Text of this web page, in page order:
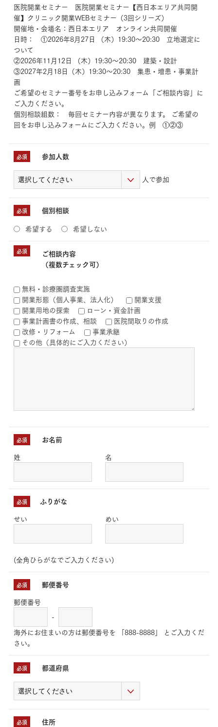
医院開業セミナー 医院開業セミナー【西日本エリア共同開
催】クリニック開業WEBセミナー（3回シリーズ）
開催地・会場名：西日本エリア オンライン共同開催
日時： ①2026年8月27日 （木）19:30～20:30 立地選定に
ついて
②2026年11月12日 （木）19:30～20:30 建築・設計
③2027年2月18日（木）19:30～20:30 集患・増患・事業計
画
ご希望のセミナー番号をお申し込みフォーム「ご相談内容」に
ご入力ください。
個別相談組数： 毎回セミナー内容が異なります。 ご希望の
回をお申し込みフォームにご入力ください。例 ①②③
必須 参加人数
人で参加
必須 個別相談
希望する 希望しない
必須
ご相談内容
（複数チェック可）
無料・診療圏調査実施
開業形態（個人事業、法人化）
開業支援
開業用地の探索
ローン・資金計画
事業計画書の作成、相談
医院間取りの作成
改修・リフォーム
事業承継
その他（具体的にご入力ください）
必須 お名前
姓 名
必須 ふりがな
せい めい
(全角ひらがなでご入力ください)
必須 郵便番号
郵便番号
-
海外にお住まいの方は郵便番号を 「888-8888」 とご入力くだ
さい。
必須 都道府県
必須 住所